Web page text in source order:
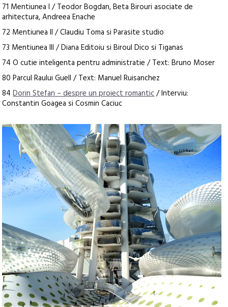
71 Mentiunea I / Teodor Bogdan, Beta Birouri asociate de
arhitectura, Andreea Enache
72 Mentiunea II / Claudiu Toma si Parasite studio
73 Mentiunea III / Diana Editoiu si Biroul Dico si Tiganas
74 O cutie inteligenta pentru administratie / Text: Bruno Moser
80 Parcul Raului Guell / Text: Manuel Ruisanchez
84Dorin Stefan – despre un proiect romantic/ Interviu:
Constantin Goagea si Cosmin Caciuc